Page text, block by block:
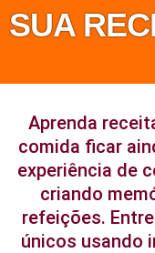
SUA
Aprenda
comida ficar
experiência de
criando
refeições.
únicos usando